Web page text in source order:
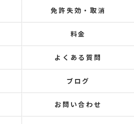
免許失効・取消
料金
よくある質問
ブログ
お問い合わせ